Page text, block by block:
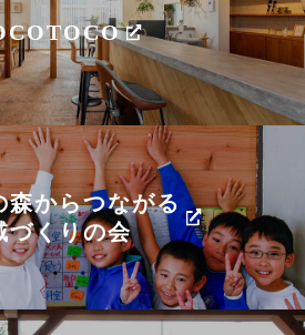
森からつながる
づくりの会